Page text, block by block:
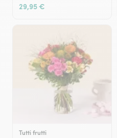
29,95 €
Tutti frutti